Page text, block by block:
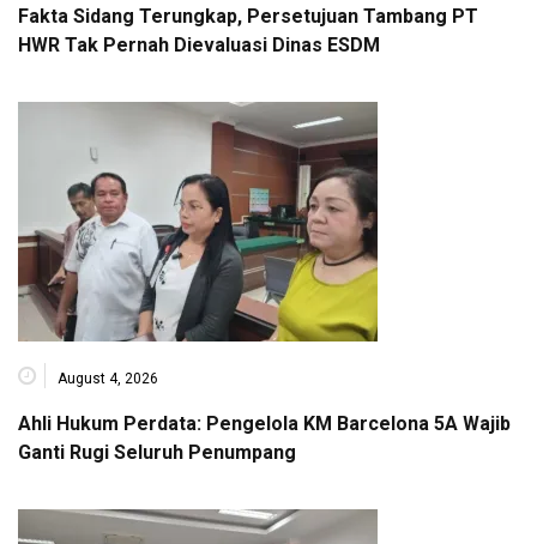
Fakta Sidang Terungkap, Persetujuan Tambang PT
HWR Tak Pernah Dievaluasi Dinas ESDM
August 4, 2026
Ahli Hukum Perdata: Pengelola KM Barcelona 5A Wajib
Ganti Rugi Seluruh Penumpang